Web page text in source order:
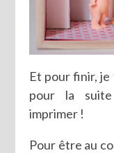
Et pour finir,
pour la
imprimer !
Pour être au